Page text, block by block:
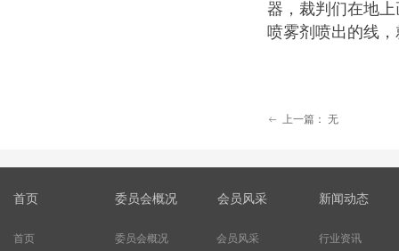
器，裁判们在地
喷雾剂喷出的线
ꂃ 上一篇： 无
委员会概况 行业资讯
会员风采
首页
首页 委员会概况 会员风采 新闻动态